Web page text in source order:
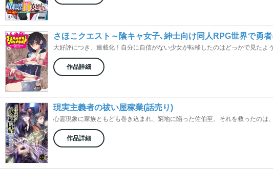
さほこクエスト～陰キャ女子､紳士向け同人RPG世界で勇
大好評につき、連載化！自分に自信がない少女が転移したのはどっかで見たよ
作品詳細
現実主義者の祓い屋稼業(話売り)
心霊現象に家族ともども巻き込まれ、窮地に陥った佐伯至。それを救ったのは
作品詳細